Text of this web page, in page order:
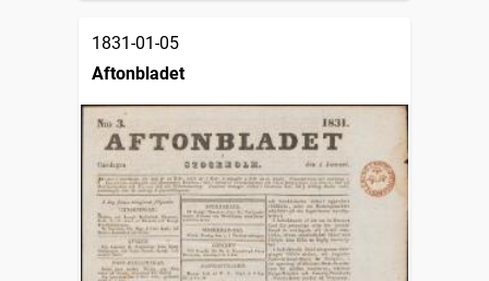
1831-01-05
Aftonbladet